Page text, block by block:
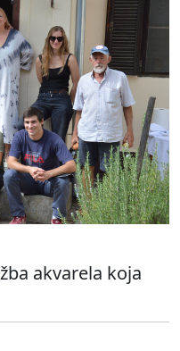
akvarela koja